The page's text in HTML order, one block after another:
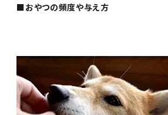
■おやつの頻度や与え方